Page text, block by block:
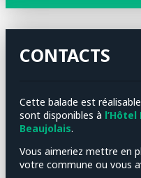
CONTACTS
Cette balade est
sont disponibles à
Beaujolais.
Vous aimeriez mettre en
votre commune ou vous